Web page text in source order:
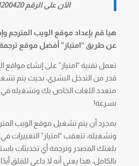
الآن على الرقم 01101200420 (2+)
هيا قم بإعداد موقع الويب المترجم
عن طريق “امتياز” أفضل موقع
تعمل تقنية “امتياز” على إنشاء مواقع
قدر من التدخل البشري، بحيث يتم
متعدد اللغات الخاص بك وتشغيله في
بسرعة!
بمجرد أن يتم تشغيل موقع الويب
وتشغيله، تتعقب “امتياز” التغييرات
بلغتك المصدر وترجمة أي تحديثات
بالكامل، هذا يعني أنه لا داعي للقلق